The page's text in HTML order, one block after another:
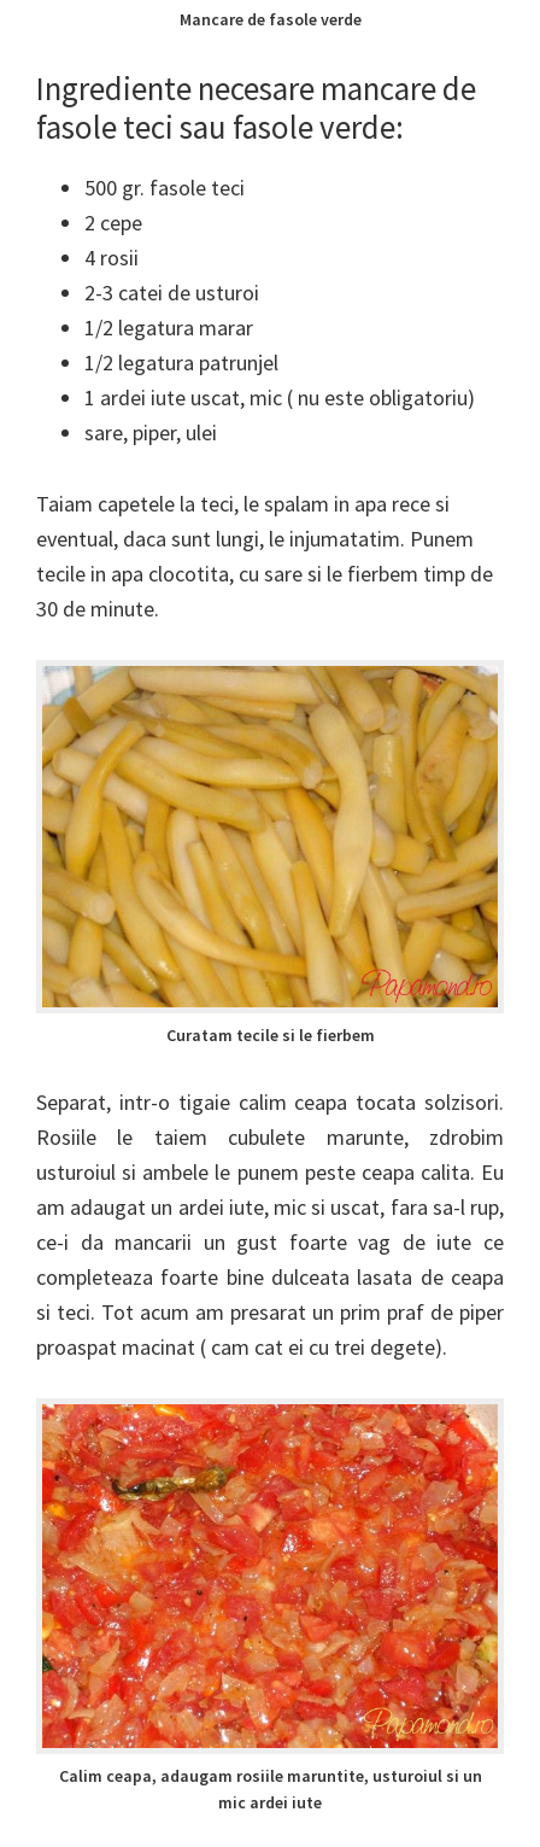
Mancare de fasole verde
Ingrediente necesare mancare de
fasole teci sau fasole verde:
500 gr. fasole teci
2 cepe
4 rosii
2-3 catei de usturoi
1/2 legatura marar
1/2 legatura patrunjel
1 ardei iute uscat, mic ( nu este obligatoriu)
sare, piper, ulei
Taiam capetele la teci, le spalam in apa rece si
eventual, daca sunt lungi, le injumatatim. Punem
tecile in apa clocotita, cu sare si le fierbem timp de
30 de minute.
Curatam tecile si le fierbem
Separat, intr-o tigaie calim ceapa tocata solzisori.
Rosiile le taiem cubulete marunte, zdrobim
usturoiul si ambele le punem peste ceapa calita. Eu
am adaugat un ardei iute, mic si uscat, fara sa-l rup,
ce-i da mancarii un gust foarte vag de iute ce
completeaza foarte bine dulceata lasata de ceapa
si teci. Tot acum am presarat un prim praf de piper
proaspat macinat ( cam cat ei cu trei degete).
Calim ceapa, adaugam rosiile maruntite, usturoiul si un
mic ardei iute